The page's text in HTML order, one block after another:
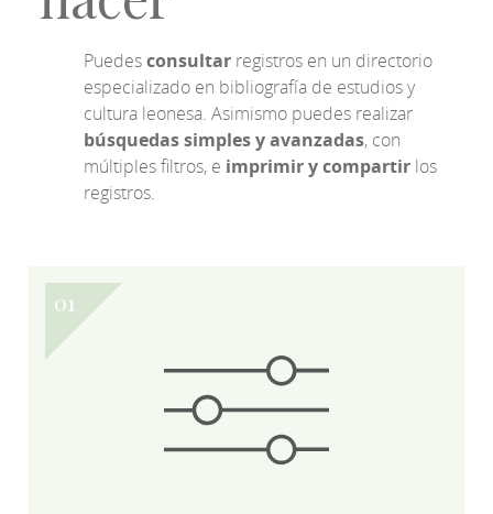
Puedesconsultar registros en un directorio
especializado en bibliografía de estudios y
cultura leonesa. Asimismo puedes realizar
búsquedas simples y avanzadas, con
múltiples filtros, e imprimir y compartir los
registros.